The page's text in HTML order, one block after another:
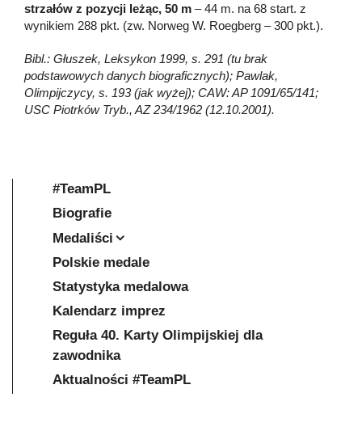
strzałów z pozycji leżąc, 50 m – 44 m. na 68 start. z
wynikiem 288 pkt. (zw. Norweg W. Roegberg – 300 pkt.).
Bibl.: Głuszek, Leksykon 1999, s. 291 (tu brak
podstawowych danych biograficznych); Pawlak,
Olimpijczycy, s. 193 (jak wyżej); CAW: AP 1091/65/141;
USC Piotrków Tryb., AZ 234/1962 (12.10.2001).
#TeamPL
Biografie
Medaliści
Polskie medale
Statystyka medalowa
Kalendarz imprez
Reguła 40. Karty Olimpijskiej dla
zawodnika
Aktualności #TeamPL